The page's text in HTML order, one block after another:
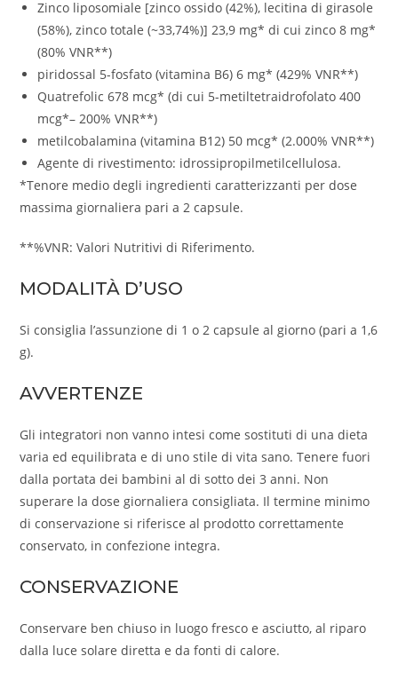
Zinco liposomiale [zinco ossido (42%), lecitina di girasole
(58%), zinco totale (~33,74%)] 23,9 mg* di cui zinco 8 mg*
(80% VNR**)
piridossal 5-fosfato (vitamina B6) 6 mg* (429% VNR**)
Quatrefolic 678 mcg* (di cui 5-metiltetraidrofolato 400
mcg*– 200% VNR**)
metilcobalamina (vitamina B12) 50 mcg* (2.000% VNR**)
Agente di rivestimento: idrossipropilmetilcellulosa.
*Tenore medio degli ingredienti caratterizzanti per dose
massima giornaliera pari a 2 capsule.
**%VNR: Valori Nutritivi di Riferimento.
MODALITÀ D’USO
Si consiglia l’assunzione di 1 o 2 capsule al giorno (pari a 1,6
g).
AVVERTENZE
Gli integratori non vanno intesi come sostituti di una dieta
varia ed equilibrata e di uno stile di vita sano. Tenere fuori
dalla portata dei bambini al di sotto dei 3 anni. Non
superare la dose giornaliera consigliata. Il termine minimo
di conservazione si riferisce al prodotto correttamente
conservato, in confezione integra.
CONSERVAZIONE
Conservare ben chiuso in luogo fresco e asciutto, al riparo
dalla luce solare diretta e da fonti di calore.